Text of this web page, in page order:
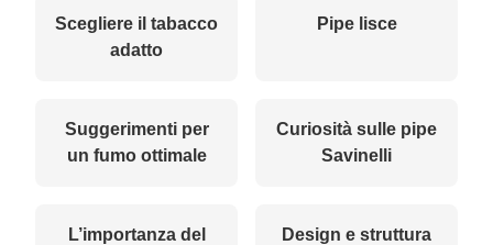
Scegliere il tabacco
adatto
Pipe lisce
Suggerimenti per
un fumo ottimale
Curiosità sulle pipe
Savinelli
L’importanza del
Design e struttura